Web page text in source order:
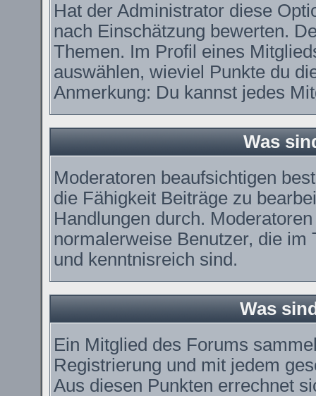
Hat der Administrator diese
nach Einschätzung bewerten.
Themen. Im Profil eines
auswählen, wieviel Punkte du
Anmerkung: Du kannst jedes
Was
Moderatoren beaufsichtigen
die Fähigkeit Beiträge zu
Handlungen durch.
normalerweise Benutzer, die
und kenntnisreich sind.
Was
Ein Mitglied des Forums
Registrierung und mit jedem
Aus diesen Punkten errechnet